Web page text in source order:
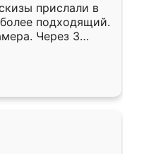
прислали в
подходящий.
Через 3
Остались
Ренессанс